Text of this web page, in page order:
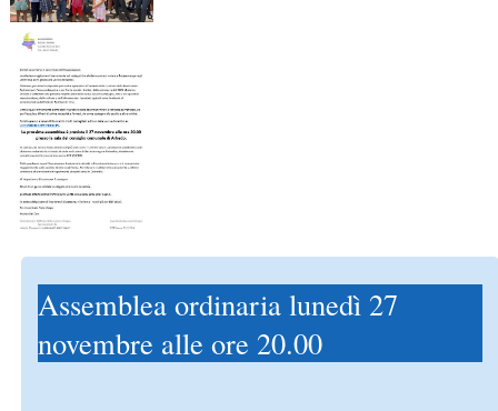
Assemblea ordinaria lunedì 27
novembre alle ore 20.00